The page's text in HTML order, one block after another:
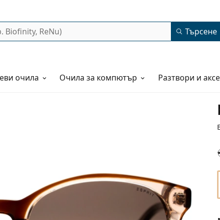
Търсене
очила Очила за компютър Разтвори и